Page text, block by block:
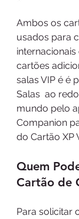
Ambos os
usados para
cartões
salas VIP é é
Salas  ao
mundo pelo
Companion
do Cartão XP
Quem
Cartão de
Para solicitar